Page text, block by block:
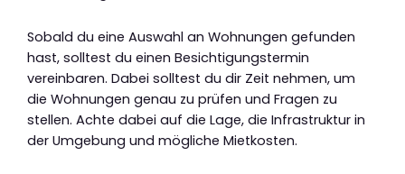
Sobald du eine Auswahl an Wohnungen gefunden
hast, solltest du einen Besichtigungstermin
vereinbaren. Dabei solltest du dir Zeit nehmen, um
die Wohnungen genau zu prüfen und Fragen zu
stellen. Achte dabei auf die Lage, die Infrastruktur in
der Umgebung und mögliche Mietkosten.